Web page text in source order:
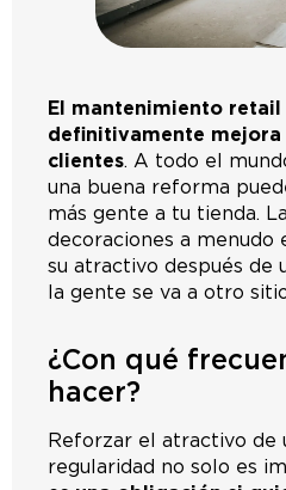
El mantenimiento
definitivamente mejora
clientes. A todo el
una buena reforma
más gente a tu tienda.
decoraciones a menudo
su atractivo después de
la gente se va a otro
¿Con qué
hacer?
Reforzar el atractivo de
regularidad no solo es